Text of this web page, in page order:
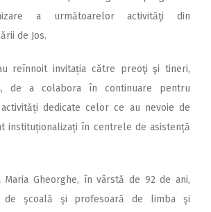
a următoarelor activităţi din
de Jos.
reînnoit invitația către preoţi şi tineri,
de a colabora în continuare pentru
dedicate celor ce au nevoie de
instituționalizați în centrele de asistență
Maria Gheorghe, în vârstă de 92 de ani,
de şcoală şi profesoară de limba şi